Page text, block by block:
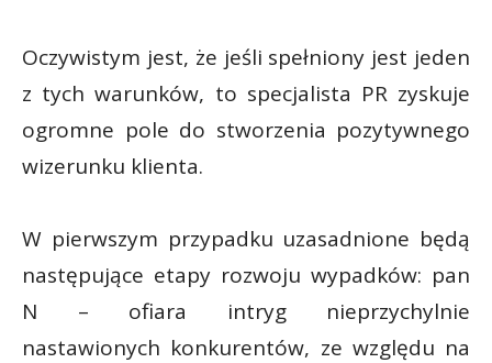
Oczywistym jest, że jeśli spełniony jest jeden
z tych warunków, to specjalista PR zyskuje
ogromne pole do stworzenia pozytywnego
wizerunku klienta.
W pierwszym przypadku uzasadnione będą
następujące etapy rozwoju wypadków: pan
N – ofiara intryg nieprzychylnie
nastawionych konkurentów, ze względu na